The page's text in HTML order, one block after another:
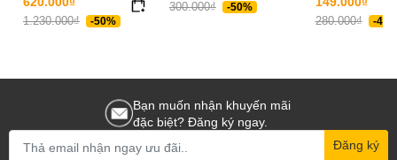
1.230.000₫ -50%
300.000₫ -50%
280.000₫ -
Bạn muốn nhận khuyến mãi
đặc biệt? Đăng ký ngay.
Đăng ký